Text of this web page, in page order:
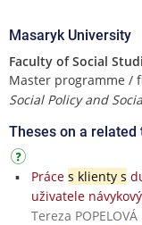
Masaryk University
Faculty of Social
Master programme /
Social Policy and
Theses on a related
Práce s klienty s
uživatele
Tereza POPELOVÁ